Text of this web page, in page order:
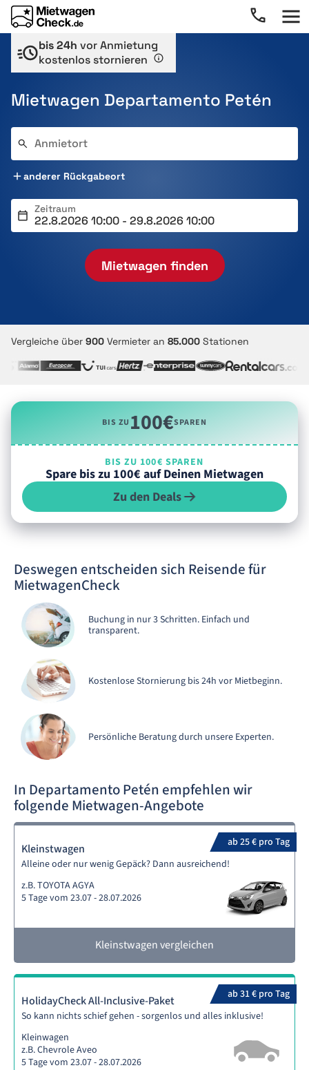
bis 24h vor Anmietung
kostenlos stornieren
Mietwagen Departamento Petén
Anmietort
anderer Rückgabeort
Zeitraum
Mietwagen finden
Vergleiche über 900 Vermieter an 85.000 Stationen
BIS ZU100€SPAREN
BIS ZU 100€ SPAREN
Spare bis zu 100€ auf Deinen Mietwagen
Zu den Deals
Deswegen entscheiden sich Reisende für
MietwagenCheck
Buchung in nur 3 Schritten. Einfach und
transparent.
Kostenlose Stornierung bis 24h vor Mietbeginn.
Persönliche Beratung durch unsere Experten.
In Departamento Petén empfehlen wir
folgende Mietwagen-Angebote
ab 25 € pro Tag
Kleinstwagen
Alleine oder nur wenig Gepäck? Dann ausreichend!
z.B. TOYOTA AGYA
5 Tage vom 23.07 - 28.07.2026
Kleinstwagen vergleichen
ab 31 € pro Tag
HolidayCheck All-Inclusive-Paket
So kann nichts schief gehen - sorgenlos und alles inklusive!
Kleinwagen
z.B. Chevrole Aveo
5 Tage vom 23.07 - 28.07.2026